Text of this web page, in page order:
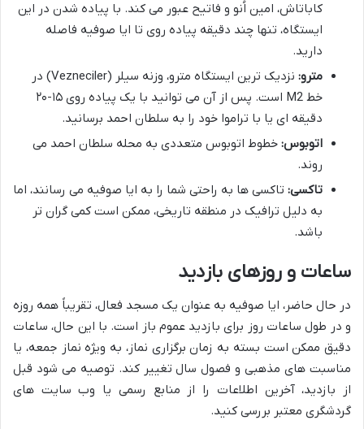
کاباتاش، امین اُنو و فاتیح عبور می کند. با پیاده شدن در این
ایستگاه، تنها چند دقیقه پیاده روی تا ایا صوفیه فاصله
دارید.
مترو:
نزدیک ترین ایستگاه مترو، وزنه سیلر (Vezneciler) در
خط M2 است. پس از آن می توانید با یک پیاده روی ۱۵-۲۰
دقیقه ای یا با تراموا خود را به سلطان احمد برسانید.
اتوبوس: خطوط اتوبوس متعددی به محله سلطان احمد می
روند.
تاکسی: تاکسی ها به راحتی شما را به ایا صوفیه می رسانند، اما
به دلیل ترافیک در منطقه تاریخی، ممکن است کمی گران تر
باشد.
ساعات و روزهای بازدید
در حال حاضر، ایا صوفیه به عنوان یک مسجد فعال، تقریباً همه روزه
و در طول ساعات روز برای بازدید عموم باز است. با این حال، ساعات
دقیق ممکن است بسته به زمان برگزاری نماز، به ویژه نماز جمعه، یا
مناسبت های مذهبی و فصول سال تغییر کند. توصیه می شود قبل
از بازدید، آخرین اطلاعات را از منابع رسمی یا وب سایت های
گردشگری معتبر بررسی کنید.